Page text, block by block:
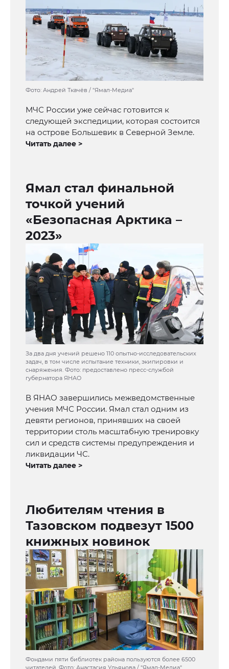
Фото: Андрей Ткачёв / "Ямал-Медиа"
МЧС России уже сейчас готовится к
следующей экспедиции, которая состоится
на острове Большевик в Северной Земле.
Читать далее >
Ямал стал финальной
точкой учений
«Безопасная Арктика –
2023»
За два дня учений решено 110 опытно-исследовательских
задач, в том числе испытание техники, экипировки и
снаряжения. Фото: предоставлено пресс-службой
губернатора ЯНАО
В ЯНАО завершились межведомственные
учения МЧС России. Ямал стал одним из
девяти регионов, принявших на своей
территории столь масштабную тренировку
сил и средств системы предупреждения и
ликвидации ЧС.
Читать далее >
Любителям чтения в
Тазовском подвезут 1500
книжных новинок
Фондами пяти библиотек района пользуются более 6500